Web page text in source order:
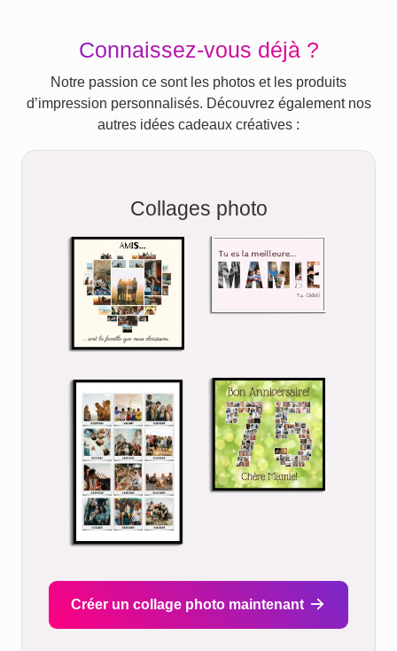
Connaissez-vous déjà ?
Notre passion ce sont les photos et les produits
d’impression personnalisés. Découvrez également nos
autres idées cadeaux créatives :
Collages photo
Créer un collage photo maintenant